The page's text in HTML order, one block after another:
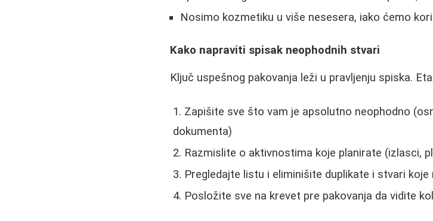
Nosimo kozmetiku u više nesesera, iako ćemo
Kako napraviti spisak neophodnih stvari
Ključ uspešnog pakovanja leži u pravljenju spiska.
Zapišite sve što vam je apsolutno neophodno
dokumenta)
Razmislite o aktivnostima koje planirate (izlasci,
Pregledajte listu i eliminišite duplikate i stvari
Posložite sve na krevet pre pakovanja da vidite